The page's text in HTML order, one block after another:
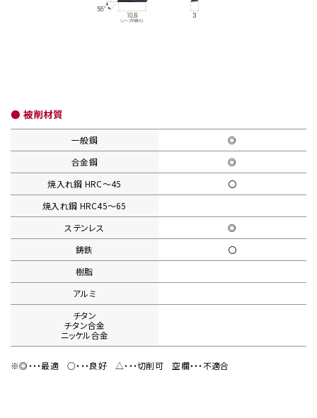
● 被削材質
一般鋼
◎
合金鋼
◎
焼入れ鋼 HRC〜45
〇
焼入れ鋼 HRC45〜65
ステンレス
◎
鋳鉄
〇
樹脂
アルミ
チタン
チタン合金
ニッケル合金
※◎・・・最適○・・・良好△・・・切削可 空欄・・・不適合